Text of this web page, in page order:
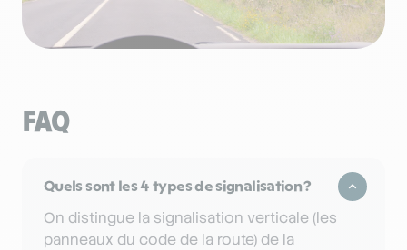
FAQ
Quels sont les 4 types de signalisation ?
On distingue la signalisation verticale (les
panneaux du code de la route) de la